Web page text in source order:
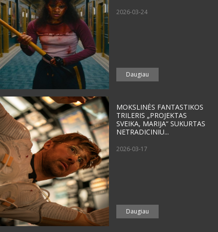
2026-03-24
Daugiau
MOKSLINĖS FANTASTIKOS
TRILERIS „PROJEKTAS
SVEIKA, MARIJA“ SUKURTAS
NETRADICINIU...
2026-03-17
Daugiau